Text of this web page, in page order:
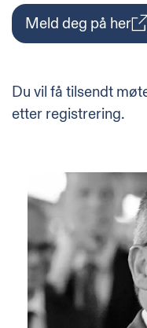
Meld deg på her
Du vil få tilsendt
etter registrering.